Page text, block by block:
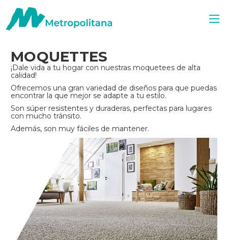
MOQUETTES
¡Dale vida a tu hogar con nuestras moquetees de alta
calidad!
Ofrecemos una gran variedad de diseños para que puedas
encontrar la que mejor se adapte a tu estilo.
Son súper resistentes y duraderas, perfectas para lugares
con mucho tránsito.
Además, son muy fáciles de mantener.